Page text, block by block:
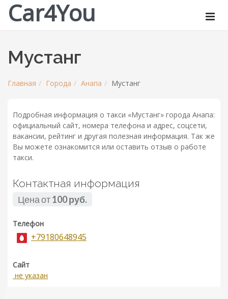
Car4You
Мустанг
Главная Города Анапа Мустанг
Подробная информация о такси «Мустанг» города Анапа:
официальный сайт, номера телефона и адрес, соцсети,
вакансии, рейтинг и другая полезная информация. Так же
Вы можете ознакомится или оставить отзыв о работе
такси.
Контактная информация
Цена от100 руб.
Телефон
+79180648945
Сайт
не указан